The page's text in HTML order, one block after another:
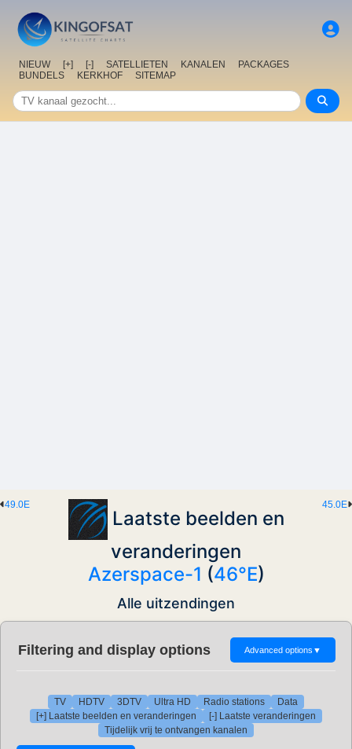
NIEUW [+] [-] SATELLIETEN KANALEN
PACKAGES
BUNDELS
KERKHOF SITEMAP
45.0E
49.0E
Laatste beelden en
veranderingen
Azerspace-1 (46°E)
Alle uitzendingen
Filtering and display options Advanced options ▼
TV HDTV 3DTV Ultra HD Radio stations
Data
[+] Laatste beelden en veranderingen
[-] Laatste veranderingen
Tijdelijk vrij te ontvangen kanalen